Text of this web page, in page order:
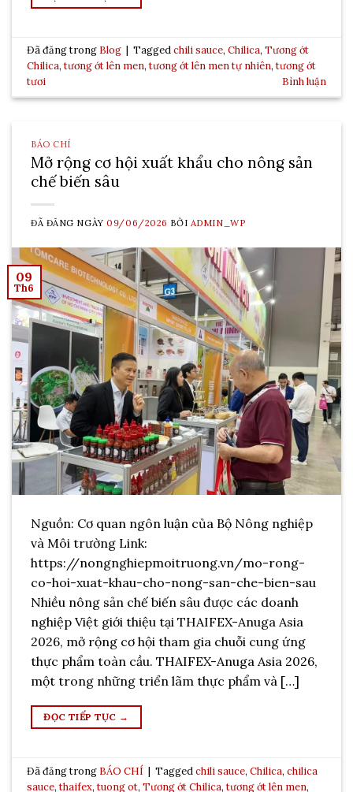
Đã đăng trong Blog | Taggedchili sauce,Chilica,Tương ớt
Chilica,tương ớt lên men,tương ớt lên men tự nhiên,tương ớt
tươi
Bình luận
BÁO CHÍ
Mở rộng cơ hội xuất khẩu cho nông sản
chế biến sâu
ĐÃ ĐĂNG NGÀY09/06/2026 BỞI ADMIN_WP
09
Th6
Nguồn: Cơ quan ngôn luận của Bộ Nông nghiệp
và Môi trường Link:
https://nongnghiepmoitruong.vn/mo-rong-
co-hoi-xuat-khau-cho-nong-san-che-bien-sau
Nhiều nông sản chế biến sâu được các doanh
nghiệp Việt giới thiệu tại THAIFEX-Anuga Asia
2026, mở rộng cơ hội tham gia chuỗi cung ứng
thực phẩm toàn cầu. THAIFEX-Anuga Asia 2026,
một trong những triển lãm thực phẩm và […]
ĐỌC TIẾP TỤC →
Đã đăng trong BÁO CHÍ | Taggedchili sauce,Chilica,chilica
sauce,thaifex,tuong ot,Tương ớt Chilica,tương ớt lên men,